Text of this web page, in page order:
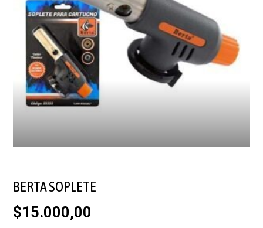
BERTA SOPLETE
$15.000,00